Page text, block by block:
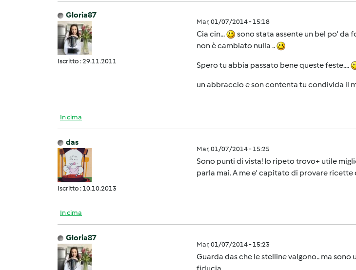
Gloria87
Iscritto : 29.11.2011
Mar, 01/07/2014 - 15:18
Cia cin...
sono stata assente un bel po' da
non è cambiato nulla ..
Spero tu abbia passato bene queste feste....
un abbraccio e son contenta tu condivida il
In cima
das
Iscritto : 10.10.2013
Mar, 01/07/2014 - 15:25
Sono punti di vista! Io ripeto trovo+ utile
parla mai. A me e' capitato di provare
In cima
Gloria87
Mar, 01/07/2014 - 15:23
Guarda das che le stelline valgono.. ma sono